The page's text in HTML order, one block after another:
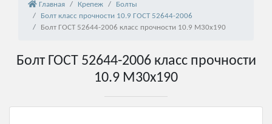
Главная Крепеж
Болты
Болт класс прочности 10.9 ГОСТ 52644-2006
Болт ГОСТ 52644-2006 класс прочности 10.9 М30х190
Болт ГОСТ 52644-2006 класс прочности
10.9 М30х190